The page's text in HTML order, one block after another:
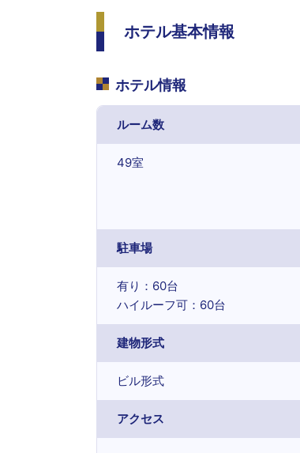
ホテル基本情報
ホテル情報
ルーム数
49室
駐車場
有り：60台
ハイルーフ可：60台
建物形式
ビル形式
アクセス